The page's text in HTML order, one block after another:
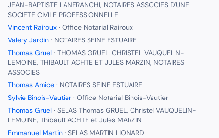
JEAN-BAPTISTE LANFRANCHI, NOTAIRES ASSOCIES D'UNE
SOCIETE CIVILE PROFESSIONNELLE
Vincent Rairoux · Office Notarial Rairoux
Valery Jardin · NOTAIRES SEINE ESTUAIRE
Thomas Gruel · THOMAS GRUEL, CHRISTEL VAUQUELIN-
LEMOINE, THIBAULT ACHTE ET JULES MARZIN, NOTAIRES
ASSOCIES
Thomas Amice · NOTAIRES SEINE ESTUAIRE
Sylvie Binois-Vautier · Office Notarial Binois-Vautier
Thomas Gruel · SELAS Thomas GRUEL, Christel VAUQUELIN-
LEMOINE, Thibault ACHTE et Jules MARZIN
Emmanuel Martin · SELAS MARTIN LIONARD